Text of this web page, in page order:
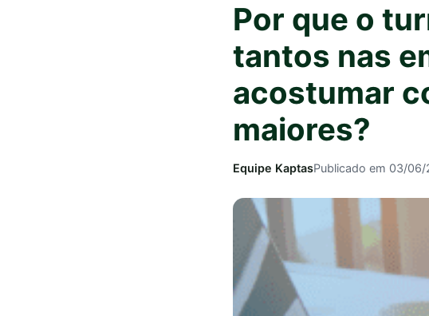
Por que o
tantos nas
acostumar
maiores?
Equipe KaptasPublicado em 03/06/